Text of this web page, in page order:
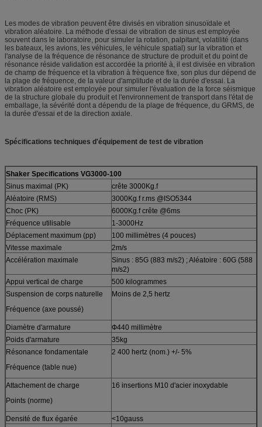
Les modes de vibration peuvent être divisés en vibration sinusoïdale et
vibration aléatoire. La méthode d'essai de vibration de sinus est employée
souvent dans le laboratoire, pour simuler la rotation, palpitant, volatilité (dans
les bateaux, les avions, les véhicules, le véhicule spatial) sur la vibration et
l'analyse de la fréquence de résonance de structure de produit et du point de
résonance réside validation est accordée la priorité à, il est divisée en vibration
de champ de fréquence et la vibration à frèquence fixe, son plus dur dépend de
la plage de fréquence, de la valeur d'amplitude et de la durée d'essai. La
vibration aléatoire est employée pour simuler l'évaluation de la force séismique
de la structure globale du produit et l'environnement de transport dans l'état de
emballage, la sévérité dont a dépendu de la plage de fréquence, du GRMS, de
la durée d'essai et de la direction axiale.
Spécifications techniques d'équipement de test de vibration
Shaker Specifications VG3000-100
Sinus maximal (PK)
crête 3000Kg.f
Aléatoire (RMS)
3000Kg.f r.ms @ISO5344
Choc (PK)
6000Kg.f crête @6ms
Fréquence utilisable
1-3000Hz
Déplacement maximum (pp)
100 millimètres (4 pouces)
Vitesse maximale
2m/s
Accélération maximale
Sinus : 85G (883 m/s2) ; Aléatoire : 60G (588
m/s2)
Appui vertical de charge
500 kilogrammes
Suspension de corps naturelle
Fréquence (axe poussé)
Moins de 2,5 hertz
Diamètre d'armature
Ф440 millimètre
Poids d'armature
35kg
Résonance fondamentale
Fréquence (table nue)
2 400 hertz (nom.) +/- 5%
Attachement de charge
Points (norme)
16 insertions M10 d'acier inoxydable
Densité de flux égarée
<10gauss